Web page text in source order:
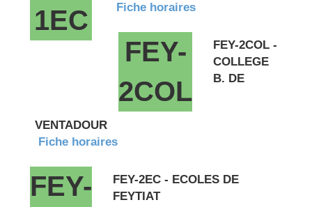
1EC
Fiche horaires
FEY-
2COL
FEY-2COL -
COLLEGE
B. DE
VENTADOUR
Fiche horaires
FEY-
FEY-2EC - ECOLES DE
FEYTIAT